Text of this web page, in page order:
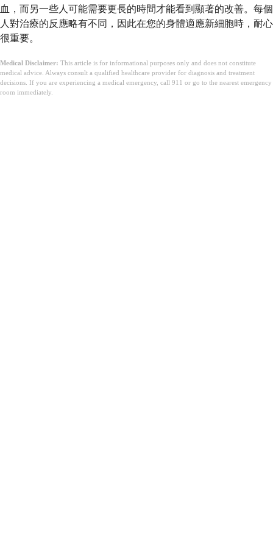
血，而另一些人可能需要更長的時間才能看到顯著的改善。每個
人對治療的反應略有不同，因此在您的身體適應新細胞時，耐心
很重要。
Medical Disclaimer: This article is for informational purposes only and does not constitute
medical advice. Always consult a qualified healthcare provider for diagnosis and treatment
decisions. If you are experiencing a medical emergency, call 911 or go to the nearest emergency
room immediately.